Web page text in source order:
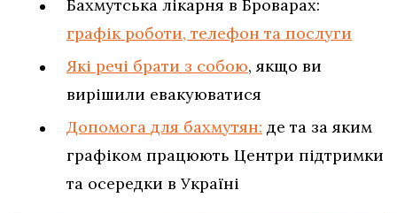
Бахмутська лікарня в Броварах:
графік роботи, телефон та послуги
Які речі брати з собою, якщо ви
вирішили евакуюватися
Допомога для бахмутян: де та за яким
графіком працюють Центри підтримки
та осередки в Україні